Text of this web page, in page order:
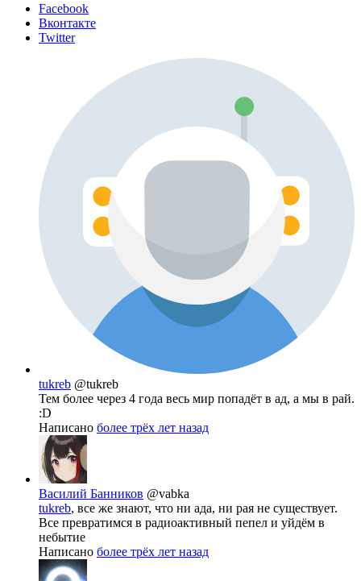
Facebook
Вконтакте
Twitter
tukreb @tukreb
Тем более через 4 года весь мир попадёт в ад, а мы в рай.
:D
Написано более трёх лет назад
Василий Банников @vabka
tukreb, все же знают, что ни ада, ни рая не существует.
Все превратимся в радиоактивный пепел и уйдём в
небытие
Написано более трёх лет назад